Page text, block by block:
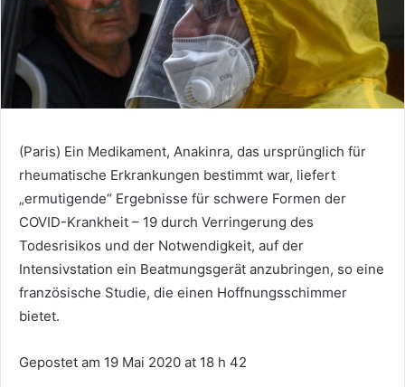
(Paris) Ein Medikament, Anakinra, das ursprünglich für
rheumatische Erkrankungen bestimmt war, liefert
„ermutigende“ Ergebnisse für schwere Formen der
COVID-Krankheit – 19 durch Verringerung des
Todesrisikos und der Notwendigkeit, auf der
Intensivstation ein Beatmungsgerät anzubringen, so eine
französische Studie, die einen Hoffnungsschimmer
bietet.
Gepostet am 19 Mai 2020 at 18 h 42